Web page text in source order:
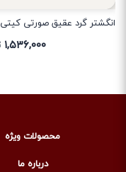
انگشتر گرد عقیق صورتی کیتی
۱,۵۳۶,۰۰۰ تومان
محصولات ویژه
درباره ما